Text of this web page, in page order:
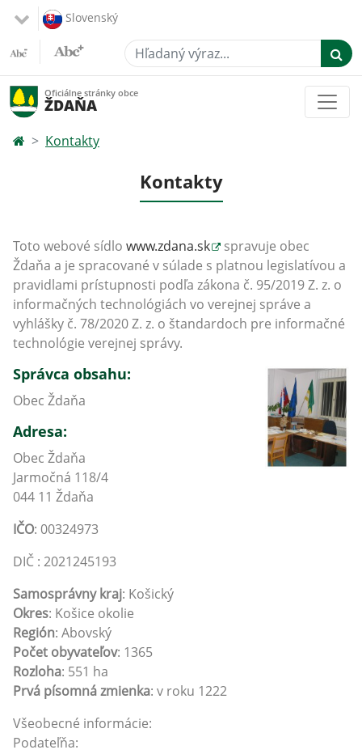
Slovenský
Hľadaný výraz...
Oficiálne stránky obce
ŽDAŇA
Kontakty
Kontakty
Toto webové sídlo www.zdana.sk
spravuje obec
Ždaňa a je spracované v súlade s platnou legislatívou a
pravidlami prístupnosti podľa zákona č. 95/2019 Z. z. o
informačných technológiách vo verejnej správe a
vyhlášky č. 78/2020 Z. z. o štandardoch pre informačné
technológie verejnej správy.
Správca obsahu:
Obec Ždaňa
Adresa:
Obec Ždaňa
Jarmočná 118/4
044 11 Ždaňa
IČO: 00324973
DIČ : 2021245193
Samosprávny kraj: Košický
Okres: Košice okolie
Región: Abovský
Počet obyvateľov: 1365
Rozloha: 551 ha
Prvá písomná zmienka: v roku 1222
Všeobecné informácie:
Podateľňa: